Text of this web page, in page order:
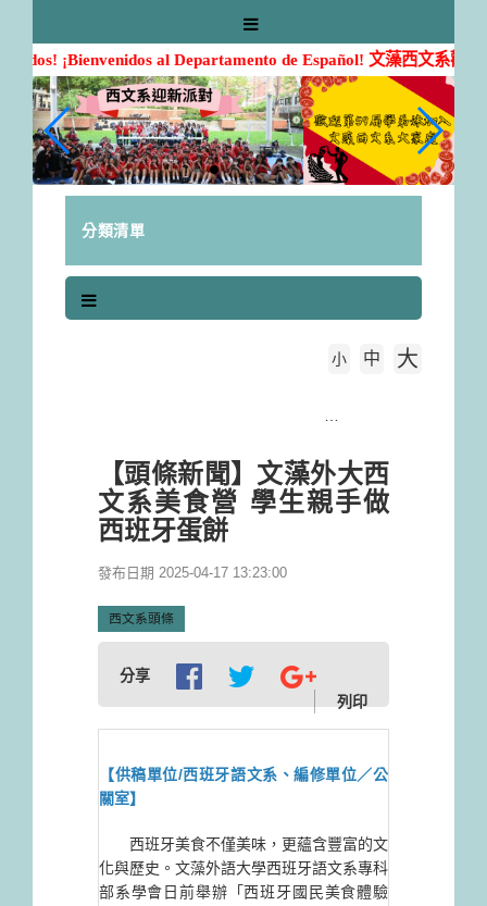
todos! ¡Bienvenidos al Departamento de Español!文藻西文系歡迎您
分類清單
小 中 大
【頭條新聞】文藻外大西
文系美食營 學生親手做
西班牙蛋餅
發布日期 2025-04-17 13:23:00
西文系頭條
分享
列印
【供稿單位/西班牙語文系、編修單位／公
關室】
西班牙美食不僅美味，更蘊含豐富的文
化與歷史。文藻外語大學西班牙語文系專科
部系學會日前舉辦「西班牙國民美食體驗